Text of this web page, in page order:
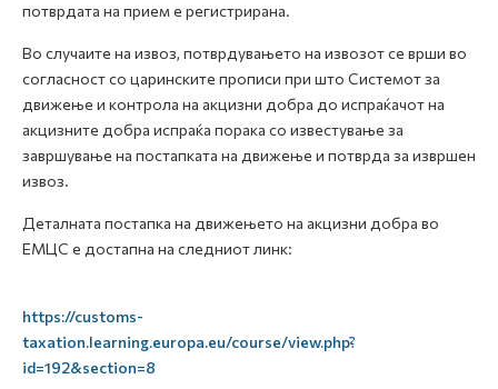
потврдата на прием е регистрирана.
Во случаите на извоз, потврдувањето на извозот се врши во
согласност со царинските прописи при што Системот за
движење и контрола на акцизни добра до испраќачот на
акцизните добра испраќа порака со известување за
завршување на постапката на движење и потврда за извршен
извоз.
Деталната постапка на движењето на акцизни добра во
ЕМЦС е достапна на следниот линк:
https://customs-
taxation.learning.europa.eu/course/view.php?
id=192&section=8